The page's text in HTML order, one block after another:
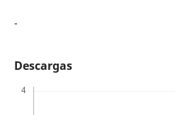
-
Descargas